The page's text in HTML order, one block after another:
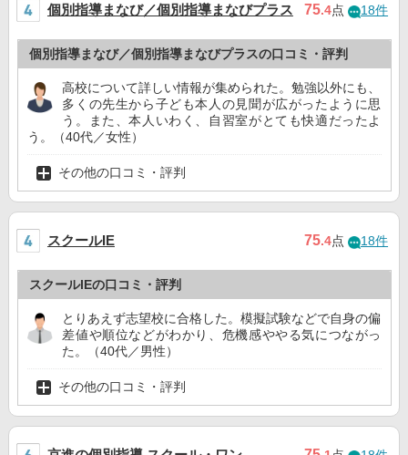
個別指導まなび／個別指導まなびプラス 75.4点 18件
個別指導まなび／個別指導まなびプラスの口コミ・評判
高校について詳しい情報が集められた。勉強以外にも、
多くの先生から子ども本人の見聞が広がったように思
う。また、本人いわく、自習室がとても快適だったよ
う。（40代／女性）
その他の口コミ・評判
スクールIE 75.4点 18件
スクールIEの口コミ・評判
とりあえず志望校に合格した。模擬試験などで自身の偏
差値や順位などがわかり、危機感ややる気につながっ
た。（40代／男性）
その他の口コミ・評判